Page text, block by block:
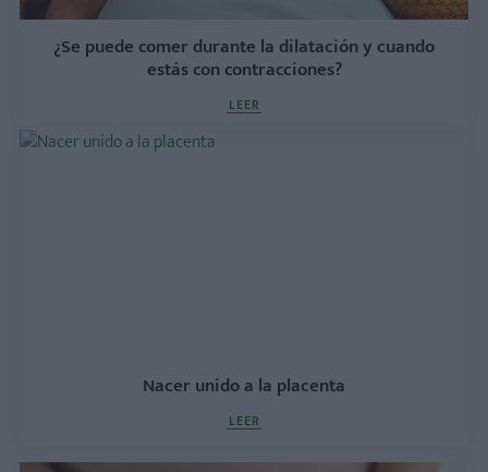
¿Se puede comer durante la dilatación y cuando
estás con contracciones?
LEER
Nacer unido a la placenta
LEER